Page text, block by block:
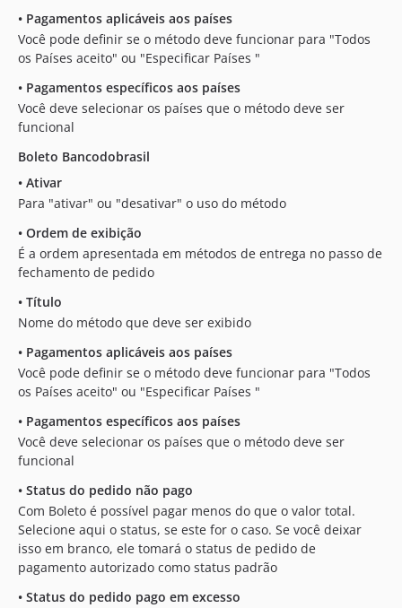
• Pagamentos aplicáveis aos países
Você pode definir se o método deve funcionar para "Todos
os Países aceito" ou "Especificar Países "
• Pagamentos específicos aos países
Você deve selecionar os países que o método deve ser
funcional
Boleto Bancodobrasil
• Ativar
Para "ativar" ou "desativar" o uso do método
• Ordem de exibição
É a ordem apresentada em métodos de entrega no passo de
fechamento de pedido
• Título
Nome do método que deve ser exibido
• Pagamentos aplicáveis aos países
Você pode definir se o método deve funcionar para "Todos
os Países aceito" ou "Especificar Países "
• Pagamentos específicos aos países
Você deve selecionar os países que o método deve ser
funcional
• Status do pedido não pago
Com Boleto é possível pagar menos do que o valor total.
Selecione aqui o status, se este for o caso. Se você deixar
isso em branco, ele tomará o status de pedido de
pagamento autorizado como status padrão
• Status do pedido pago em excesso